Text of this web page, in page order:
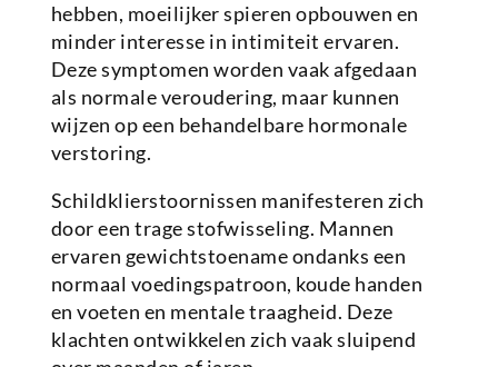
hebben, moeilijker spieren opbouwen en
minder interesse in intimiteit ervaren.
Deze symptomen worden vaak afgedaan
als normale veroudering, maar kunnen
wijzen op een behandelbare hormonale
verstoring.
Schildklierstoornissen manifesteren zich
door een trage stofwisseling. Mannen
ervaren gewichtstoename ondanks een
normaal voedingspatroon, koude handen
en voeten en mentale traagheid. Deze
klachten ontwikkelen zich vaak sluipend